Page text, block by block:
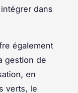
dans
également
gestion de
en
verts, le